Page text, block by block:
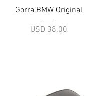
Vista rápida
Gorra BMW Original
Precio
USD 38.00